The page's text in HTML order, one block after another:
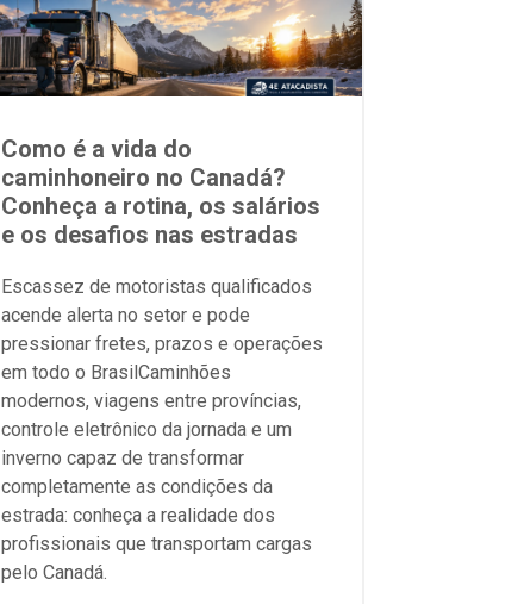
Como é a vida do
caminhoneiro no Canadá?
Conheça a rotina, os salários
e os desafios nas estradas
Escassez de motoristas qualificados
acende alerta no setor e pode
pressionar fretes, prazos e operações
em todo o BrasilCaminhões
modernos, viagens entre províncias,
controle eletrônico da jornada e um
inverno capaz de transformar
completamente as condições da
estrada: conheça a realidade dos
profissionais que transportam cargas
pelo Canadá.